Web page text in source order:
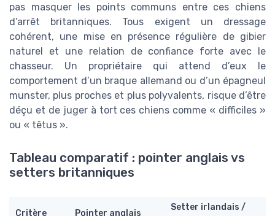
pas masquer les points communs entre ces chiens
d’arrêt britanniques. Tous exigent un dressage
cohérent, une mise en présence régulière de gibier
naturel et une relation de confiance forte avec le
chasseur. Un propriétaire qui attend d’eux le
comportement d’un braque allemand ou d’un épagneul
munster, plus proches et plus polyvalents, risque d’être
déçu et de juger à tort ces chiens comme « difficiles »
ou « têtus ».
Tableau comparatif : pointer anglais vs
setters britanniques
Critère Pointer anglais
Setter irlandais /